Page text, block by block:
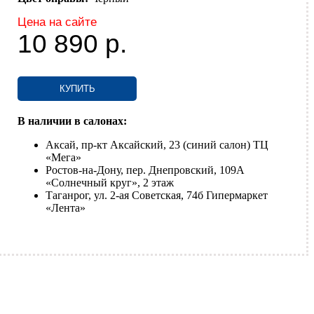
Цена на сайте
10 890 р.
КУПИТЬ
В наличии в салонах:
Аксай, пр-кт Аксайский, 23 (синий салон) ТЦ
«Мега»
Ростов-на-Дону, пер. Днепровский, 109А
«Солнечный круг», 2 этаж
Таганрог, ул. 2-ая Советская, 74б Гипермаркет
«Лента»